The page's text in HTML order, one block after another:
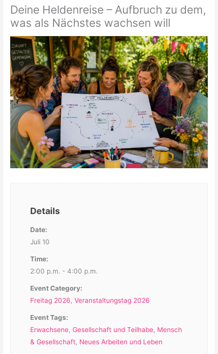
Deine Heldenreise – Aufbruch zu dem,
was als Nächstes wachsen will
Details
Date:
Juli 10
Time:
2:00 p.m. - 4:00 p.m.
Event Category:
Freitag 2026,Veranstaltungstag 2026
Event Tags:
Erwachsene,Gesellschaft und Teilhabe, Mensch
& Gesellschaft, Neues Arbeiten und Leben